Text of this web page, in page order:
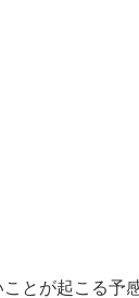
とが起こる予